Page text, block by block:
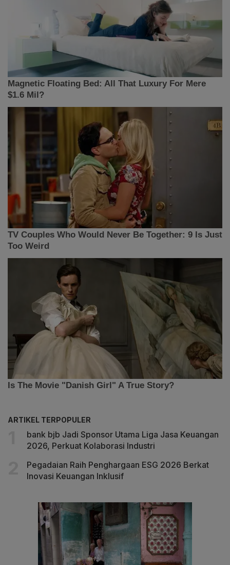
ARTIKEL TERPOPULER
bank bjb Jadi Sponsor Utama Liga Jasa Keuangan
2026, Perkuat Kolaborasi Industri
Pegadaian Raih Penghargaan ESG 2026 Berkat
Inovasi Keuangan Inklusif